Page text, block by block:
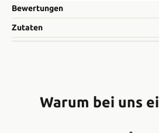
Bewertungen
Zutaten
Warum bei uns